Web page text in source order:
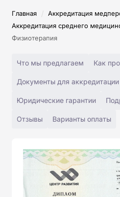
Главная / Аккредитация
Аккредитация среднего
Физиотерапия
Что мы предлагаем Как
Документы для аккредитации
Юридические гарантии
Отзывы Варианты оплаты